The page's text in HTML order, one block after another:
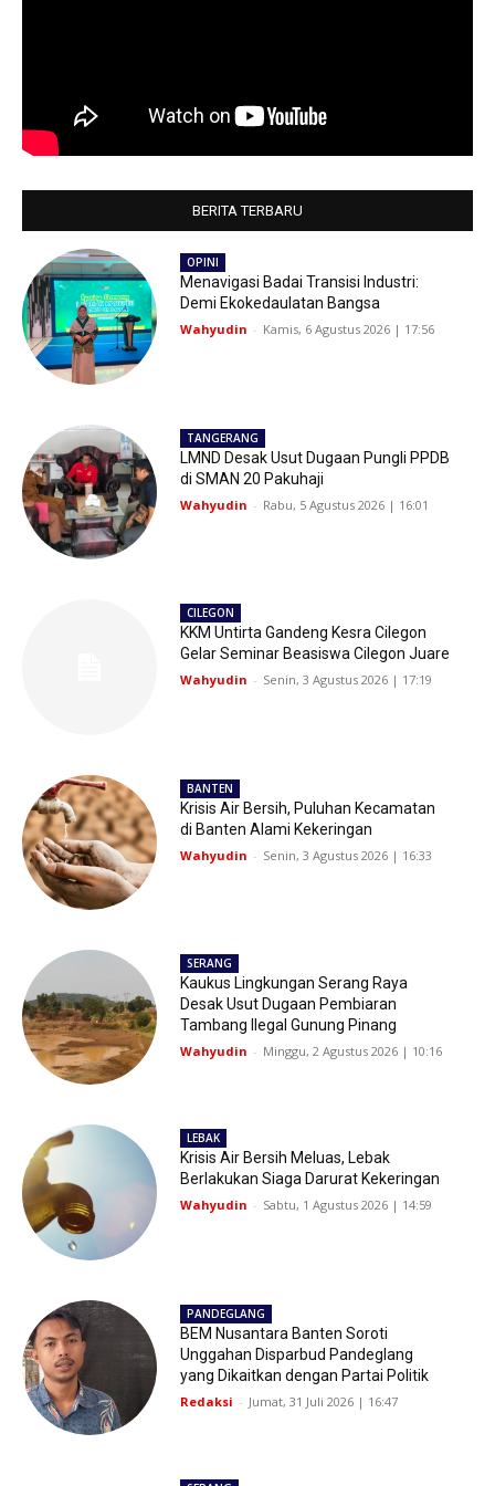
BERITA TERBARU
OPINI
Menavigasi Badai Transisi Industri:
Demi Ekokedaulatan Bangsa
Wahyudin - Kamis, 6 Agustus 2026 | 17:56
TANGERANG
LMND Desak Usut Dugaan Pungli PPDB
di SMAN 20 Pakuhaji
Wahyudin - Rabu, 5 Agustus 2026 | 16:01
CILEGON
KKM Untirta Gandeng Kesra Cilegon
Gelar Seminar Beasiswa Cilegon Juare
Wahyudin - Senin, 3 Agustus 2026 | 17:19
BANTEN
Krisis Air Bersih, Puluhan Kecamatan
di Banten Alami Kekeringan
Wahyudin - Senin, 3 Agustus 2026 | 16:33
SERANG
Kaukus Lingkungan Serang Raya
Desak Usut Dugaan Pembiaran
Tambang Ilegal Gunung Pinang
Wahyudin - Minggu, 2 Agustus 2026 | 10:16
LEBAK
Krisis Air Bersih Meluas, Lebak
Berlakukan Siaga Darurat Kekeringan
Wahyudin - Sabtu, 1 Agustus 2026 | 14:59
PANDEGLANG
BEM Nusantara Banten Soroti
Unggahan Disparbud Pandeglang
yang Dikaitkan dengan Partai Politik
Redaksi - Jumat, 31 Juli 2026 | 16:47